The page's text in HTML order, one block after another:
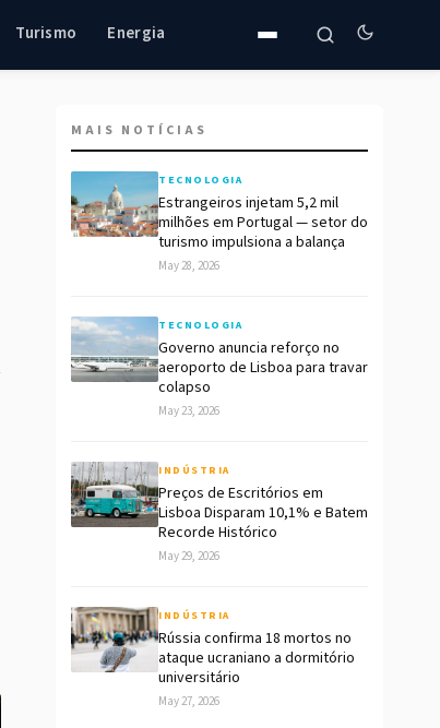
Turismo Energia
MAIS NOTÍCIAS
TECNOLOGIA
Estrangeiros injetam 5,2 mil
milhões em Portugal — setor do
turismo impulsiona a balança
May 28, 2026
TECNOLOGIA
Governo anuncia reforço no
aeroporto de Lisboa para travar
colapso
May 23, 2026
INDÚSTRIA
Preços de Escritórios em
Lisboa Disparam 10,1% e Batem
Recorde Histórico
May 29, 2026
INDÚSTRIA
Rússia confirma 18 mortos no
ataque ucraniano a dormitório
universitário
May 27, 2026